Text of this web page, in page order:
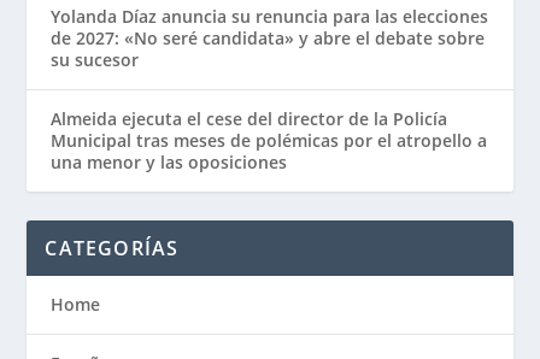
Yolanda Díaz anuncia su renuncia para las elecciones
de 2027: «No seré candidata» y abre el debate sobre
su sucesor
Almeida ejecuta el cese del director de la Policía
Municipal tras meses de polémicas por el atropello a
una menor y las oposiciones
CATEGORÍAS
Home